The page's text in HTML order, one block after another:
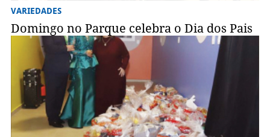
VARIEDADES
Domingo no Parque celebra o Dia dos Pais